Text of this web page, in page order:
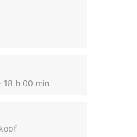
18 h 00 min